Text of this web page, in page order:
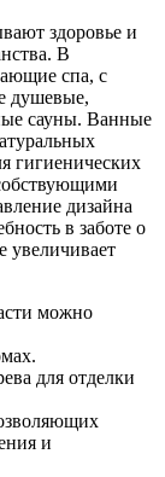
здоровье и
В
спа, с
душевые,
сауны. Ванные
гигиенических
дизайна
в заботе о
увеличивает
можно
для отделки
и